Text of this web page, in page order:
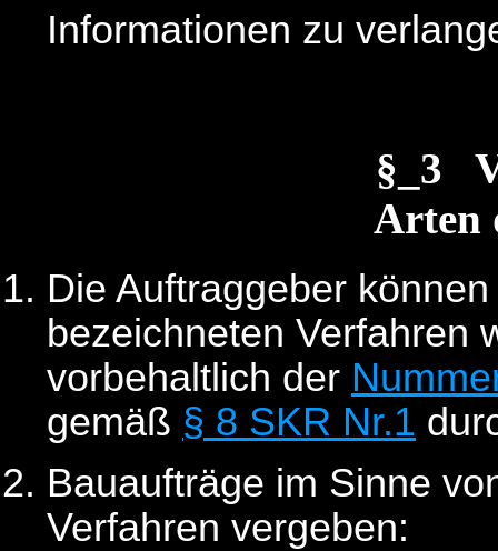
Informationen zu
§_3
Arten
Die Auftraggeber
bezeichneten Verfahren
vorbehaltlich der
gemäß § 8 SKR Nr.1
Bauaufträge im Sinne
Verfahren vergeben: